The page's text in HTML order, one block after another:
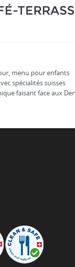
menu pour enfants
spécialités suisses
faisant face aux